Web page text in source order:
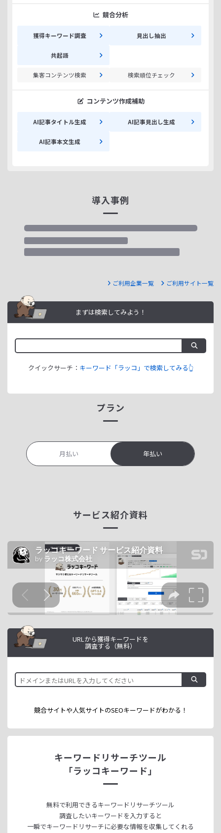
競合分析
獲得キーワード調査 見出し抽出
共起語
集客コンテンツ検索 検索順位チェック
コンテンツ作成補助
AI記事タイトル生成 AI記事見出し生成
AI記事本文生成
導入事例
ご利用企業一覧 ご利用サイト一覧
まずは検索してみよう！
クイックサーチ： キーワード「ラッコ」で検索してみる👆
プラン
月払い 年払い
サービス紹介資料
URLから獲得キーワードを
調査する（無料）
競合サイトや人気サイトのSEOキーワードがわかる！
キーワードリサーチツール
「ラッコキーワード」
無料で利用できるキーワードリサーチツール
調査したいキーワードを入力すると
一瞬でキーワードリサーチに必要な情報を収集してくれる